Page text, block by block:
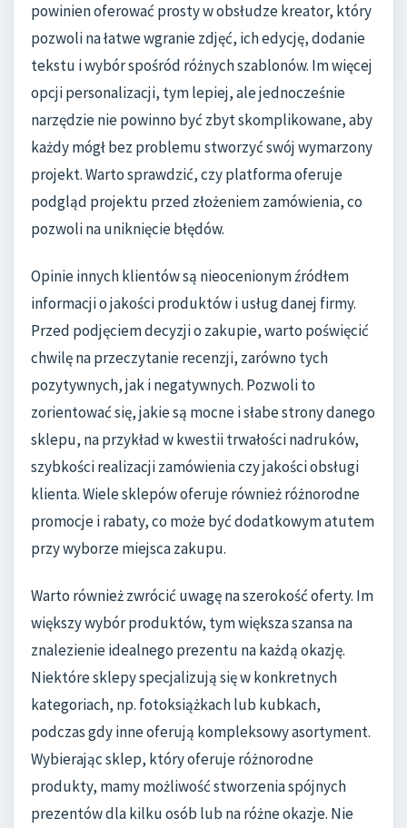
powinien oferować prosty w obsłudze kreator, który
pozwoli na łatwe wgranie zdjęć, ich edycję, dodanie
tekstu i wybór spośród różnych szablonów. Im więcej
opcji personalizacji, tym lepiej, ale jednocześnie
narzędzie nie powinno być zbyt skomplikowane, aby
każdy mógł bez problemu stworzyć swój wymarzony
projekt. Warto sprawdzić, czy platforma oferuje
podgląd projektu przed złożeniem zamówienia, co
pozwoli na uniknięcie błędów.
Opinie innych klientów są nieocenionym źródłem
informacji o jakości produktów i usług danej firmy.
Przed podjęciem decyzji o zakupie, warto poświęcić
chwilę na przeczytanie recenzji, zarówno tych
pozytywnych, jak i negatywnych. Pozwoli to
zorientować się, jakie są mocne i słabe strony danego
sklepu, na przykład w kwestii trwałości nadruków,
szybkości realizacji zamówienia czy jakości obsługi
klienta. Wiele sklepów oferuje również różnorodne
promocje i rabaty, co może być dodatkowym atutem
przy wyborze miejsca zakupu.
Warto również zwrócić uwagę na szerokość oferty. Im
większy wybór produktów, tym większa szansa na
znalezienie idealnego prezentu na każdą okazję.
Niektóre sklepy specjalizują się w konkretnych
kategoriach, np. fotoksiążkach lub kubkach,
podczas gdy inne oferują kompleksowy asortyment.
Wybierając sklep, który oferuje różnorodne
produkty, mamy możliwość stworzenia spójnych
prezentów dla kilku osób lub na różne okazje. Nie